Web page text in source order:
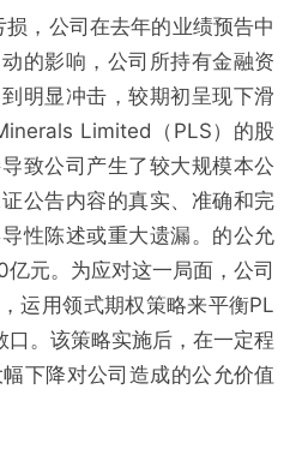
，公司在去年的业绩预告中
的影响，公司所持有金融资
明显冲击，较期初呈现下滑
Limited（PLS）的股
致公司产生了较大规模本公
公告内容的真实、准确和完
性陈述或重大遗漏。的公允
元。为应对这一局面，公司
运用领式期权策略来平衡PL
口。该策略实施后，在一定程
下降对公司造成的公允价值